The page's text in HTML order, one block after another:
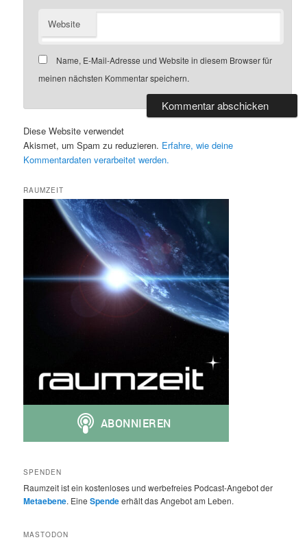
Website
Name, E-Mail-Adresse und Website in diesem Browser für
meinen nächsten Kommentar speichern.
Diese Website verwendet
Akismet, um Spam zu reduzieren. Erfahre, wie deine
Kommentardaten verarbeitet werden.
RAUMZEIT
SPENDEN
Raumzeit ist ein kostenloses und werbefreies Podcast-Angebot der
Metaebene. EineSpendeerhält das Angebot am Leben.
MASTODON